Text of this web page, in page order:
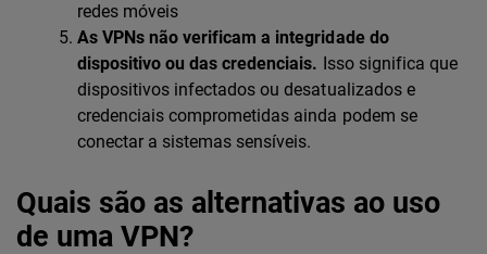
redes móveis
As VPNs não verificam a integridade do
dispositivo ou das credenciais. Isso significa que
dispositivos infectados ou desatualizados e
credenciais comprometidas ainda podem se
conectar a sistemas sensíveis.
Quais são as alternativas ao uso
de uma VPN?